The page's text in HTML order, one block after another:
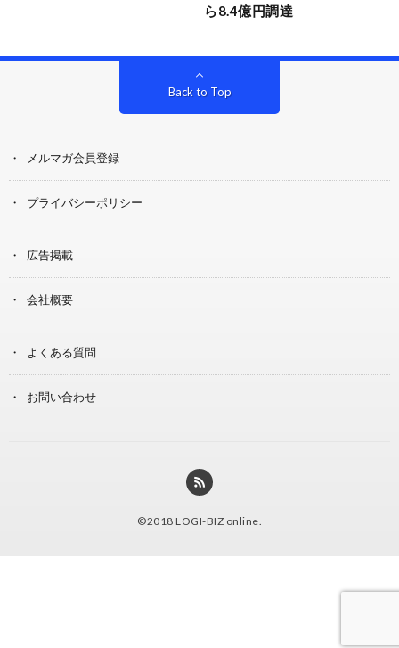
ら8.4億円調達
Back to Top
メルマガ会員登録
プライバシーポリシー
広告掲載
会社概要
よくある質問
お問い合わせ
©2018 LOGI-BIZ online